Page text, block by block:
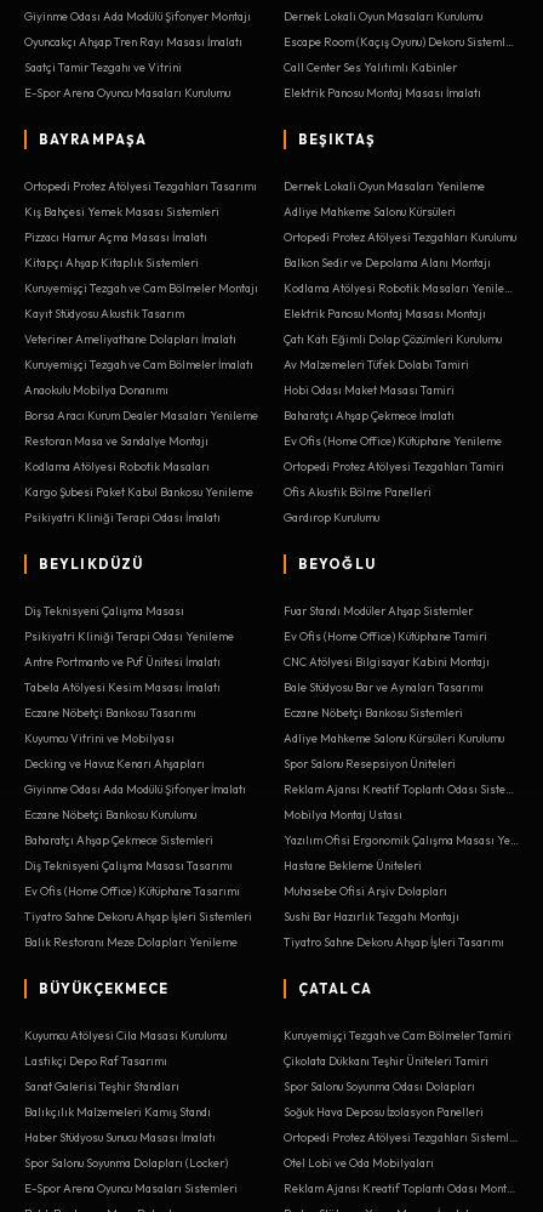
Giyinme Odası Ada Modülü Şifonyer Montajı
Oyuncakçı Ahşap Tren Rayı Masası İmalatı
Saatçi Tamir Tezgahı ve Vitrini
E-Spor Arena Oyuncu Masaları Kurulumu
Dernek Lokali Oyun Masaları Kurulumu
Call Center Ses Yalıtımlı Kabinler
Elektrik Panosu Montaj Masası İmalatı
BAYRAMPAŞA
Ortopedi Protez Atölyesi Tezgahları Tasarımı
Kış Bahçesi Yemek Masası Sistemleri
Pizzacı Hamur Açma Masası İmalatı
Kitapçı Ahşap Kitaplık Sistemleri
Kuruyemişçi Tezgah ve Cam Bölmeler Montajı
Kayıt Stüdyosu Akustik Tasarım
Veteriner Ameliyathane Dolapları İmalatı
Kuruyemişçi Tezgah ve Cam Bölmeler İmalatı
Anaokulu Mobilya Donanımı
Borsa Aracı Kurum Dealer Masaları Yenileme
Restoran Masa ve Sandalye Montajı
Kodlama Atölyesi Robotik Masaları
Kargo Şubesi Paket Kabul Bankosu Yenileme
Psikiyatri Kliniği Terapi Odası İmalatı
BEŞIKTAŞ
Dernek Lokali Oyun Masaları Yenileme
Adliye Mahkeme Salonu Kürsüleri
Ortopedi Protez Atölyesi Tezgahları Kurulumu
Balkon Sedir ve Depolama Alanı Montajı
Elektrik Panosu Montaj Masası Montajı
Çatı Katı Eğimli Dolap Çözümleri Kurulumu
Av Malzemeleri Tüfek Dolabı Tamiri
Hobi Odası Maket Masası Tamiri
Baharatçı Ahşap Çekmece İmalatı
Ev Ofis (Home Office) Kütüphane Yenileme
Ortopedi Protez Atölyesi Tezgahları Tamiri
Ofis Akustik Bölme Panelleri
Gardırop Kurulumu
BEYLIKDÜZÜ
Diş Teknisyeni Çalışma Masası
Psikiyatri Kliniği Terapi Odası Yenileme
Antre Portmanto ve Puf Ünitesi İmalatı
Tabela Atölyesi Kesim Masası İmalatı
Eczane Nöbetçi Bankosu Tasarımı
Kuyumcu Vitrini ve Mobilyası
Decking ve Havuz Kenarı Ahşapları
Giyinme Odası Ada Modülü Şifonyer İmalatı
Eczane Nöbetçi Bankosu Kurulumu
Baharatçı Ahşap Çekmece Sistemleri
Diş Teknisyeni Çalışma Masası Tasarımı
Ev Ofis (Home Office) Kütüphane Tasarımı
Tiyatro Sahne Dekoru Ahşap İşleri Sistemleri
Balık Restoranı Meze Dolapları Yenileme
BEYOĞLU
Fuar Standı Modüler Ahşap Sistemler
Ev Ofis (Home Office) Kütüphane Tamiri
CNC Atölyesi Bilgisayar Kabini Montajı
Bale Stüdyosu Bar ve Aynaları Tasarımı
Eczane Nöbetçi Bankosu Sistemleri
Adliye Mahkeme Salonu Kürsüleri Kurulumu
Spor Salonu Resepsiyon Üniteleri
Mobilya Montaj Ustası
Hastane Bekleme Üniteleri
Muhasebe Ofisi Arşiv Dolapları
Sushi Bar Hazırlık Tezgahı Montajı
Tiyatro Sahne Dekoru Ahşap İşleri Tasarımı
BÜYÜKÇEKMECE
Kuyumcu Atölyesi Cila Masası Kurulumu
Lastikçi Depo Raf Tasarımı
Sanat Galerisi Teşhir Standları
Balıkçılık Malzemeleri Kamış Standı
Haber Stüdyosu Sunucu Masası İmalatı
Spor Salonu Soyunma Dolapları (Locker)
E-Spor Arena Oyuncu Masaları Sistemleri
ÇATALCA
Kuruyemişçi Tezgah ve Cam Bölmeler Tamiri
Çikolata Dükkanı Teşhir Üniteleri Tamiri
Spor Salonu Soyunma Odası Dolapları
Soğuk Hava Deposu İzolasyon Panelleri
Otel Lobi ve Oda Mobilyaları